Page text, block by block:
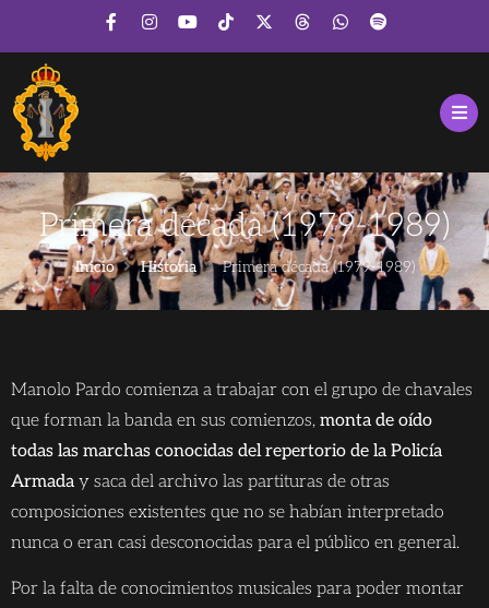
Primera década (1979-1989)
Inicio Historia Primera década (1979-1989)
Manolo Pardo comienza a trabajar con el grupo de chavales
que forman la banda en sus comienzos, monta de oído
todas las marchas conocidas del repertorio de la Policía
Armada y saca del archivo las partituras de otras
composiciones existentes que no se habían interpretado
nunca o eran casi desconocidas para el público en general.
Por la falta de conocimientos musicales para poder montar